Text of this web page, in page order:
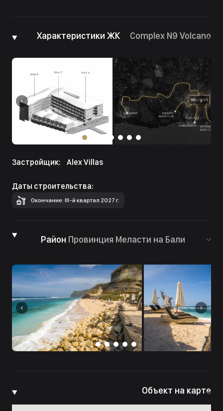
Характеристики ЖК Complex N9 Volcano
Застройщик: Alex Villas
Даты строительства:
Окончание: III-й квартал 2027 г.
Район Провинция Меласти на Бали
Объект на карте